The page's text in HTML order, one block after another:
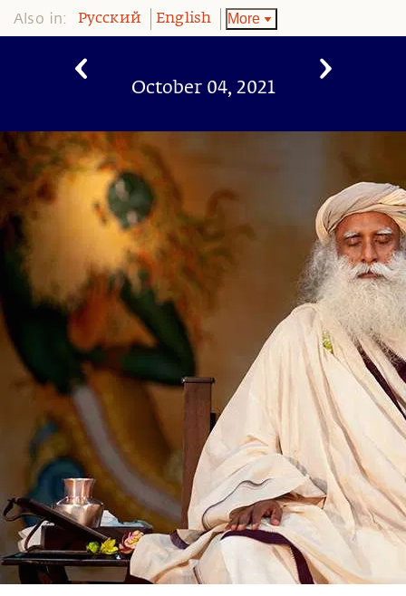
Also in: Pусский English More
October 04, 2021